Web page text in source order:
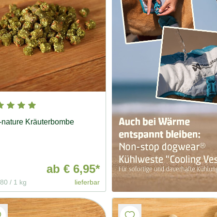
Kräuterbombe
ab € 6,95*
/ 1 kg lieferbar